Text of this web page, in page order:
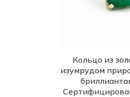
Кольцо из
изумрудом